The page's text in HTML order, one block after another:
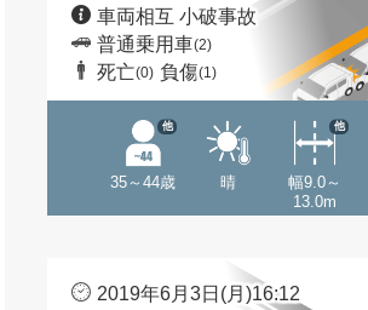
車両相互 小破事故
普通乗用車(2)
死亡(0) 負傷(1)
35～44歳
他
晴
幅9.0～
13.0m
他
2019年6月3日(月)16:12